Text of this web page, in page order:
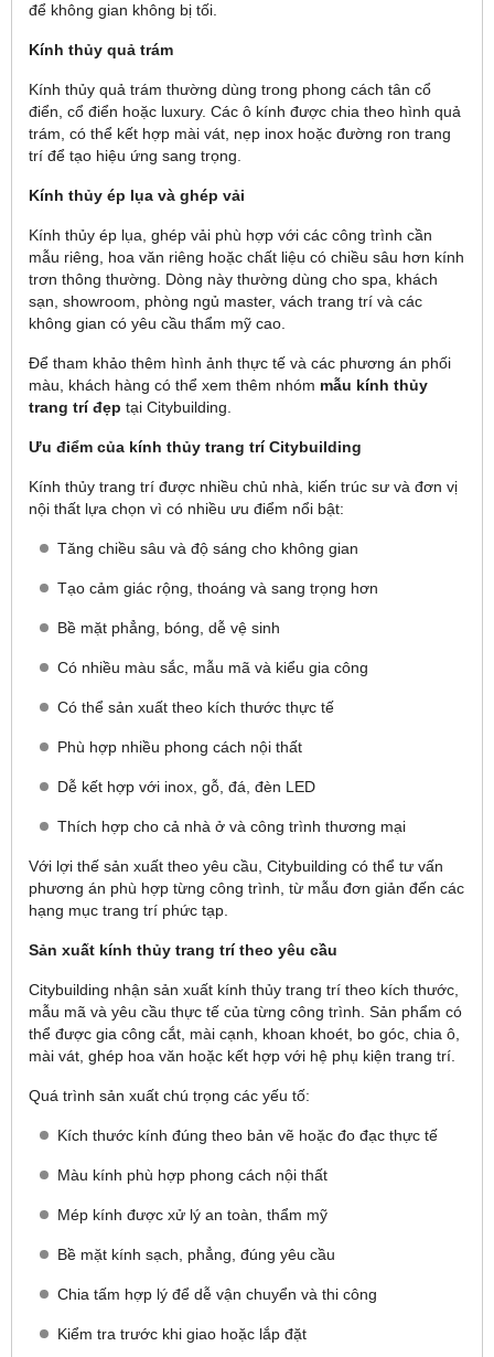
để không gian không bị tối.
Kính thủy quả trám
Kính thủy quả trám thường dùng trong phong cách tân cổ
điển, cổ điển hoặc luxury. Các ô kính được chia theo hình quả
trám, có thể kết hợp mài vát, nẹp inox hoặc đường ron trang
trí để tạo hiệu ứng sang trọng.
Kính thủy ép lụa và ghép vải
Kính thủy ép lụa, ghép vải phù hợp với các công trình cần
mẫu riêng, hoa văn riêng hoặc chất liệu có chiều sâu hơn kính
trơn thông thường. Dòng này thường dùng cho spa, khách
sạn, showroom, phòng ngủ master, vách trang trí và các
không gian có yêu cầu thẩm mỹ cao.
Để tham khảo thêm hình ảnh thực tế và các phương án phối
màu, khách hàng có thể xem thêm nhóm mẫu kính thủy
trang trí đẹp tại Citybuilding.
Ưu điểm của kính thủy trang trí Citybuilding
Kính thủy trang trí được nhiều chủ nhà, kiến trúc sư và đơn vị
nội thất lựa chọn vì có nhiều ưu điểm nổi bật:
Tăng chiều sâu và độ sáng cho không gian
Tạo cảm giác rộng, thoáng và sang trọng hơn
Bề mặt phẳng, bóng, dễ vệ sinh
Có nhiều màu sắc, mẫu mã và kiểu gia công
Có thể sản xuất theo kích thước thực tế
Phù hợp nhiều phong cách nội thất
Dễ kết hợp với inox, gỗ, đá, đèn LED
Thích hợp cho cả nhà ở và công trình thương mại
Với lợi thế sản xuất theo yêu cầu, Citybuilding có thể tư vấn
phương án phù hợp từng công trình, từ mẫu đơn giản đến các
hạng mục trang trí phức tạp.
Sản xuất kính thủy trang trí theo yêu cầu
Citybuilding nhận sản xuất kính thủy trang trí theo kích thước,
mẫu mã và yêu cầu thực tế của từng công trình. Sản phẩm có
thể được gia công cắt, mài cạnh, khoan khoét, bo góc, chia ô,
mài vát, ghép hoa văn hoặc kết hợp với hệ phụ kiện trang trí.
Quá trình sản xuất chú trọng các yếu tố:
Kích thước kính đúng theo bản vẽ hoặc đo đạc thực tế
Màu kính phù hợp phong cách nội thất
Mép kính được xử lý an toàn, thẩm mỹ
Bề mặt kính sạch, phẳng, đúng yêu cầu
Chia tấm hợp lý để dễ vận chuyển và thi công
Kiểm tra trước khi giao hoặc lắp đặt